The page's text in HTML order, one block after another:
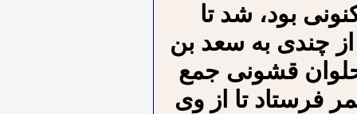
بود، شد تا
از چندی به سعد بن
قشونی جمع
تا از وی